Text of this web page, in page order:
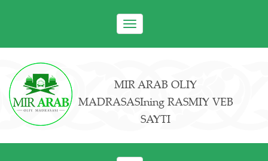
Toggle
navigation
MIR ARAB OLIY
MADRASASIning RASMIY VEB
SAYTI